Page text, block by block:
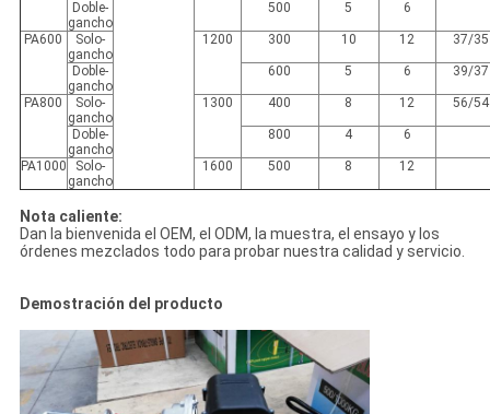
Doble-
gancho
500 5 6
PA600
Solo-
gancho
1200 300 10 12 37/35
Doble-
gancho
600 5 6 39/37
PA800
Solo-
gancho
1300 400 8 12 56/54
Doble-
gancho
800 4 6
PA1000
Solo-
gancho
1600 500 8 12
Nota caliente:
Dan la bienvenida el OEM, el ODM, la muestra, el ensayo y los
órdenes mezclados todo para probar nuestra calidad y servicio.
Demostración del producto